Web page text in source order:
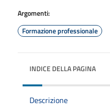
Argomenti:
Formazione professionale
INDICE DELLA PAGINA
Descrizione